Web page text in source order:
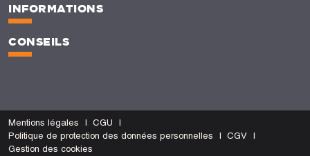
INFORMATIONS
CONSEILS
Mentions légales
CGU
Politique de protection des données personnelles
CGV
Gestion des cookies